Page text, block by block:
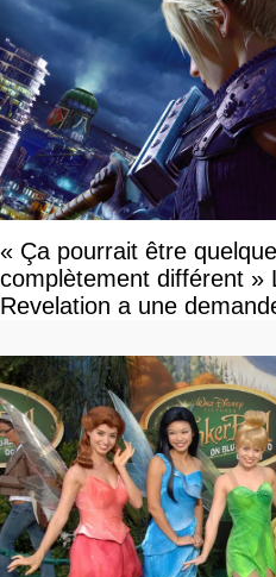
« Ça pourrait être
complètement différent »
Revelation a une